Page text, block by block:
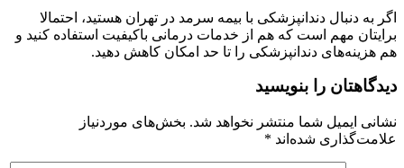
اگر به دنبال دندانپزشکی با بیمه سرمد در تهران هستید، احتمالا
برایتان مهم است که هم از خدمات درمانی باکیفیت استفاده کنید و
هم هزینه‌های دندانپزشکی را تا حد امکان کاهش دهید.
دیدگاهتان را بنویسید
نشانی ایمیل شما منتشر نخواهد شد. بخش‌های موردنیاز
علامت‌گذاری شده‌اند *